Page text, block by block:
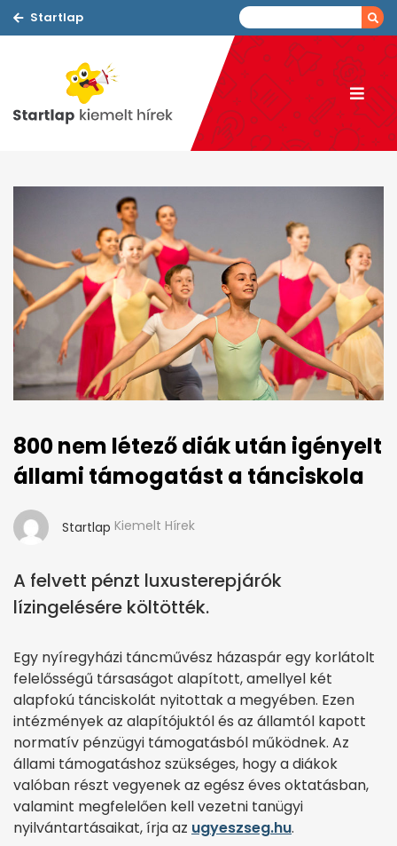
Startlap
800 nem létező diák után igényelt
állami támogatást a tánciskola
Startlap Kiemelt Hírek
A felvett pénzt luxusterepjárók
lízingelésére költötték.
Egy nyíregyházi táncművész házaspár egy korlátolt
felelősségű társaságot alapított, amellyel két
alapfokú tánciskolát nyitottak a megyében. Ezen
intézmények az alapítójuktól és az államtól kapott
normatív pénzügyi támogatásból működnek. Az
állami támogatáshoz szükséges, hogy a diákok
valóban részt vegyenek az egész éves oktatásban,
valamint megfelelően kell vezetni tanügyi
nyilvántartásaikat, írja az ugyeszseg.hu.